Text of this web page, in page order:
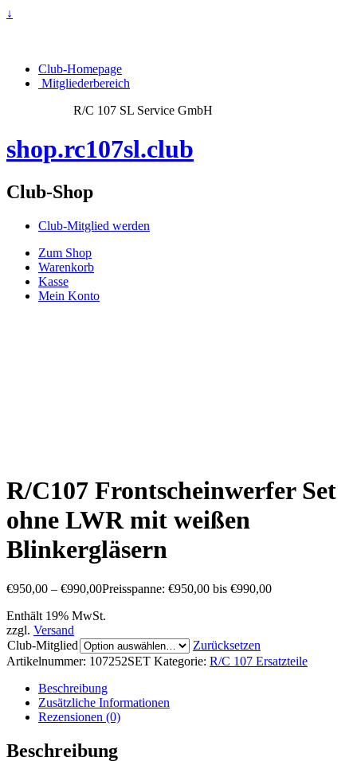
↓
Club-Homepage
Mitgliederbereich
R/C 107 SL Service GmbH
shop.rc107sl.club
Club-Shop
Club-Mitglied werden
Zum Shop
Warenkorb
Kasse
Mein Konto
R/C107 Frontscheinwerfer Set
ohne LWR mit weißen
Blinkergläsern
€950,00 – €990,00Preisspanne: €950,00 bis €990,00
Enthält 19% MwSt.
zzgl. Versand
Club-Mitglied
Zurücksetzen
Artikelnummer: 107252SET Kategorie: R/C 107 Ersatzteile
Beschreibung
Zusätzliche Informationen
Rezensionen (0)
Beschreibung